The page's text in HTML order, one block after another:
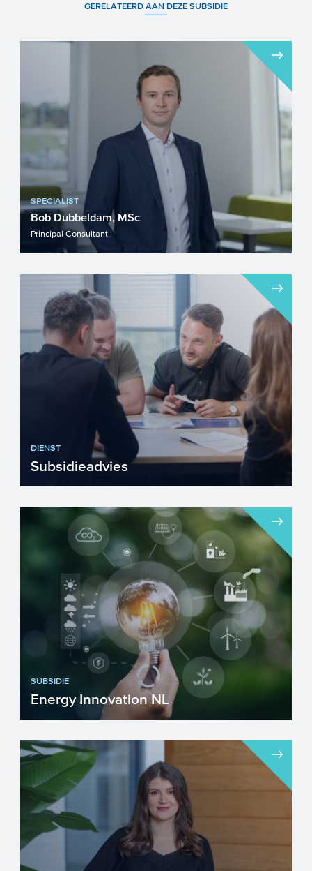
GERELATEERD AAN DEZE SUBSIDIE
SPECIALIST
Bob Dubbeldam, MSc
Principal Consultant
DIENST
Subsidieadvies
SUBSIDIE
Energy Innovation NL
Vanuit de Topsector Energie (TSE) zijn er
jaarlijks diverse subsidiemogelijkheden
voor onder andere ...